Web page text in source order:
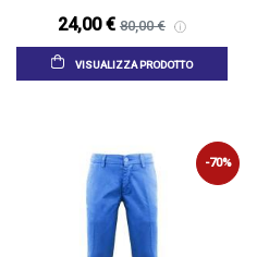
24,00 € 80,00 €
VISUALIZZA PRODOTTO
-70%